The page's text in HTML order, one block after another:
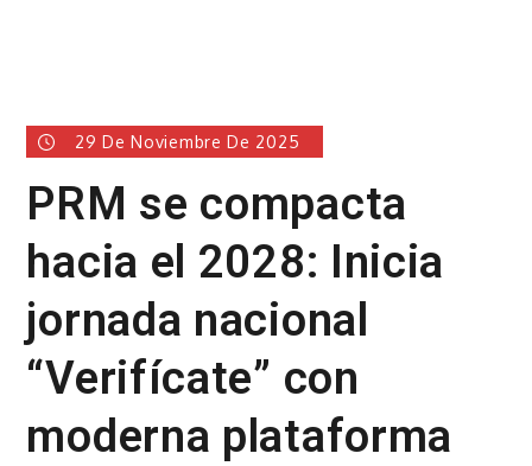
29 De Noviembre De 2025
PRM se compacta
hacia el 2028: Inicia
jornada nacional
“Verifícate” con
moderna plataforma